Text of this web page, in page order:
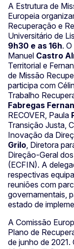
A Estrutura de
Europeia
Recuperação e
Universitário de
9h30 e as 16h.
Manuel Castro
Territorial e
de Missão
participa com
Trabalho
Fabregas
RECOVER, Paula
Transição Justa,
Inovação da
Grilo , Diretora
Direção-Geral
(ECFIN). A
respectivas
reuniões com
governamentais,
estado de
A Comissão
Plano de
de junho de 2021.